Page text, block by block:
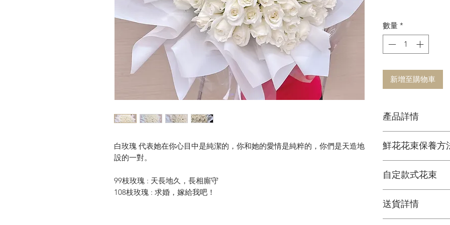
白玫瑰 代表她在你心目中是純潔的，你和她的愛情是純粹的，你們是天造地
設的一對。
99枝玫瑰 : 天長地久，長相廝守
108枝玫瑰 : 求婚，嫁給我吧！
數量 *
新增至購物車
產品詳情
可擺放約一星期
鮮花花束保養方
2. 放在通風環境和陰
3. 避免陽光直接照
4. 盡快剔除任何已
5. 可於每次換水時
自定款式花束
＞詳情請聯絡我們
送貨詳情